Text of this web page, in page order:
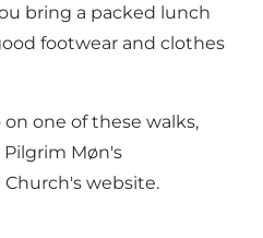
bring a packed lunch
footwear and clothes
one of these walks,
Pilgrim Møn's
Church's website.